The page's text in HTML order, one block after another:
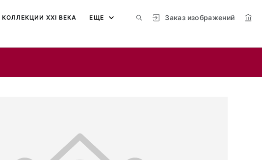
Заказ изображений
КОЛЛЕКЦИИ XXI ВЕКА ЕЩЕ